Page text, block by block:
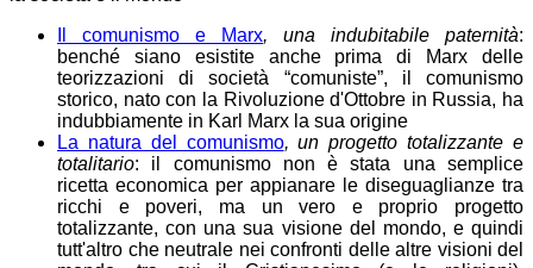
Il comunismo e Marx, una indubitabile paternità:
benché siano esistite anche prima di Marx delle
teorizzazioni di società “comuniste”, il comunismo
storico, nato con la Rivoluzione d'Ottobre in Russia, ha
indubbiamente in Karl Marx la sua origine
La natura del comunismo, un progetto totalizzante e
totalitario: il comunismo non è stata una semplice
ricetta economica per appianare le diseguaglianze tra
ricchi e poveri, ma un vero e proprio progetto
totalizzante, con una sua visione del mondo, e quindi
tutt'altro che neutrale nei confronti delle altre visioni del